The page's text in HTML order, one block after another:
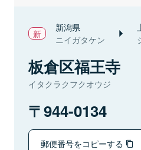
新潟県
ニイガタケン
板倉区福王寺
イタクラクフクオウジ
944-0134
郵便番号をコピーする